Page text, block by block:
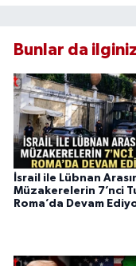
Bunlar da
İsrail ile Lübnan
Müzakerelerin 7’nci
Roma’da Devam